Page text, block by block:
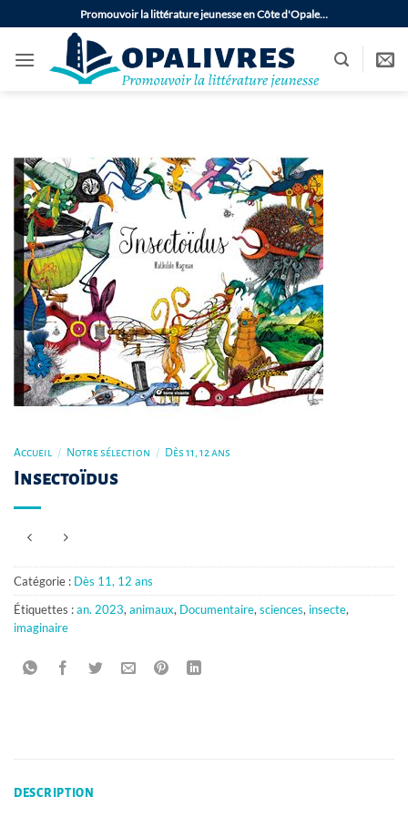
au
contenu
Promouvoir la littérature jeunesse en Côte d'Opale…
Accueil / Notre sélection / Dès 11, 12 ans
Insectoïdus
Catégorie : Dès 11, 12 ans
Étiquettes :an. 2023,animaux, Documentaire,sciences, insecte,
imaginaire
DESCRIPTION